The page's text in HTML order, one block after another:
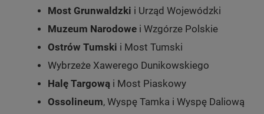
Most Grunwaldzki i Urząd Wojewódzki
Muzeum Narodowei Wzgórze Polskie
Ostrów Tumski i Most Tumski
Wybrzeże Xawerego Dunikowskiego
Halę Targowąi Most Piaskowy
Ossolineum, Wyspę Tamka i Wyspę Daliową